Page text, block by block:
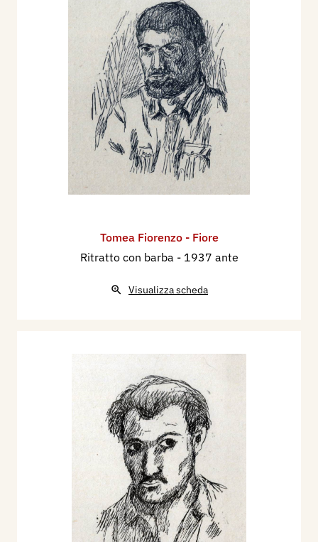
Tomea Fiorenzo - Fiore
Ritratto con barba - 1937 ante
Visualizza scheda